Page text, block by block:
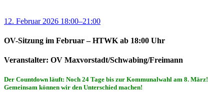
12. Februar 2026 18:00–21:00
OV-Sitzung im Februar – HTWK ab 18:00 Uhr
Veranstalter: OV Maxvorstadt/Schwabing/Freimann
Der Countdown läuft: Noch 24 Tage bis zur Kommunalwahl am 8. März!
Gemeinsam können wir den Unterschied machen!